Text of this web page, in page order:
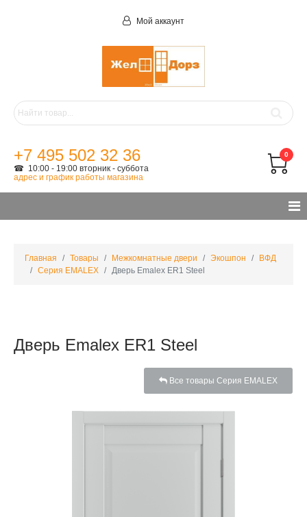
Мой аккаунт
+7 495 502 32 36
☎ 10:00 - 19:00 вторник - суббота
адрес и график работы магазина
0
Главная Товары Межкомнатные двери Экошпон
ВФД
Серия EMALEX
Дверь Emalex ER1 Steel
Дверь Emalex ER1 Steel
Все товары Серия EMALEX